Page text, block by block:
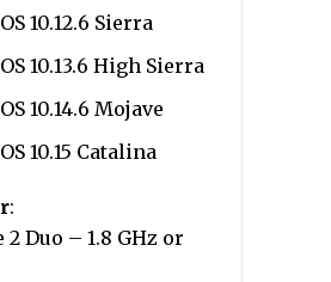
10.12.6 Sierra
10.13.6 High Sierra
10.14.6 Mojave
10.15 Catalina
:
Duo – 1.8 GHz or